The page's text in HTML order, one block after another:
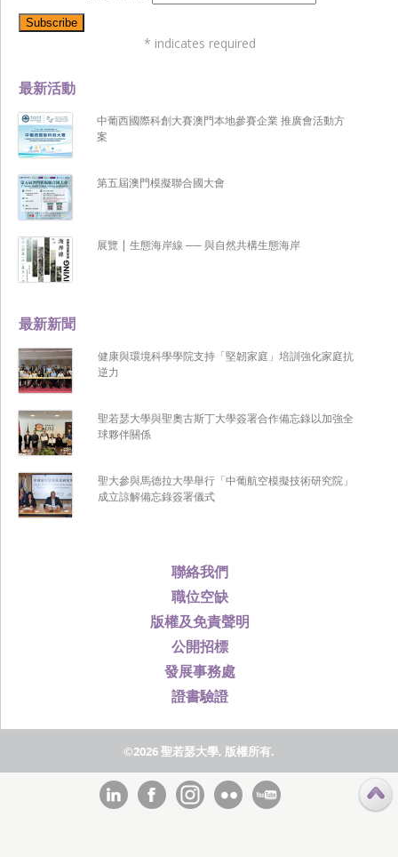
聯絡我們
職位空缺
版權及免責聲明
公開招標
發展事務處
證書驗證
最新新聞
健康與環境科學學院支持「堅韌家庭」培訓強化家庭抗
逆力
聖若瑟大學與聖奧古斯丁大學簽署合作備忘錄以加強全
球夥伴關係
聖大參與馬德拉大學舉行「中葡航空模擬技術研究院」
成立諒解備忘錄簽署儀式
最新活動
中葡西國際科創大賽澳門本地參賽企業 推廣會活動方
案
第五屆澳門模擬聯合國大會
展覽 | 生態海岸線 ── 與自然共構生態海岸
* indicates required
©2026 聖若瑟大學, 版權所有.